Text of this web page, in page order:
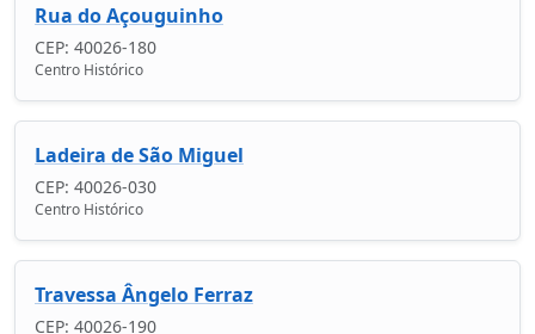
Rua do Açouguinho
CEP: 40026-180
Centro Histórico
Ladeira de São Miguel
CEP: 40026-030
Centro Histórico
Travessa Ângelo Ferraz
CEP: 40026-190